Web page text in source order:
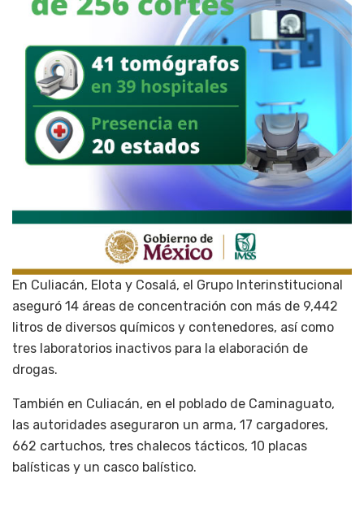
En Culiacán, Elota y Cosalá, el Grupo Interinstitucional
aseguró 14 áreas de concentración con más de 9,442
litros de diversos químicos y contenedores, así como
tres laboratorios inactivos para la elaboración de
drogas.
También en Culiacán, en el poblado de Caminaguato,
las autoridades aseguraron un arma, 17 cargadores,
662 cartuchos, tres chalecos tácticos, 10 placas
balísticas y un casco balístico.